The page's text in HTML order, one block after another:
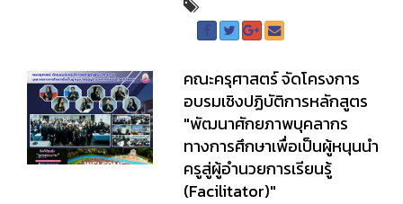
คณะครุศาสตร์ จัดโครงการ
อบรมเชิงปฏิบัติการหลักสูตร
"พัฒนาศักยภาพบุคลากร
ทางการศึกษาเพื่อเป็นผู้หนุนนำ
ครูสู่ผู้อำนวยการเรียนรู้
(Facilitator)"